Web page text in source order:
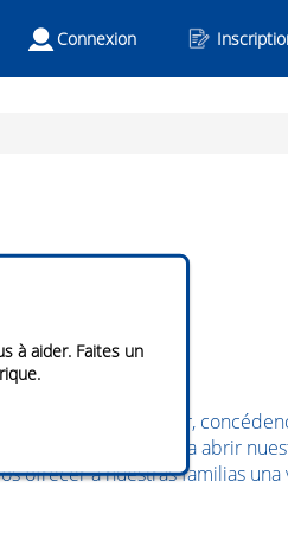
Connexion
y religiosa ejemplar,
Enseñanos a abrir
ofrecer a nuestras familias una
à aider. Faites un